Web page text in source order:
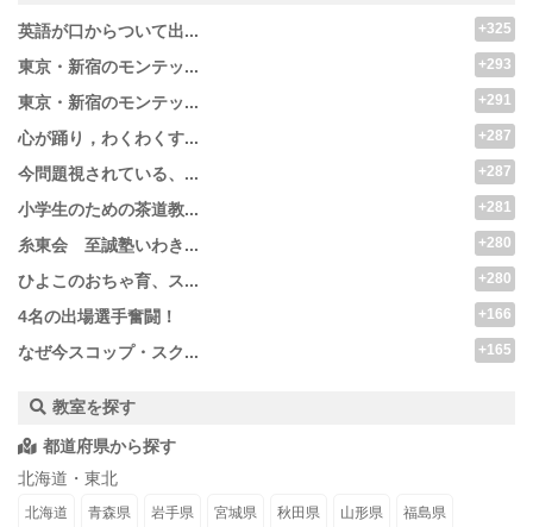
英語が口からついて出... +325
東京・新宿のモンテッ... +293
東京・新宿のモンテッ... +291
心が踊り，わくわくす... +287
今問題視されている、... +287
小学生のための茶道教... +281
糸東会 至誠塾いわき... +280
ひよこのおちゃ育、ス... +280
4名の出場選手奮闘！ +166
なぜ今スコップ・スク... +165
教室を探す
都道府県から探す
北海道・東北
北海道 青森県 岩手県 宮城県 秋田県 山形県 福島県